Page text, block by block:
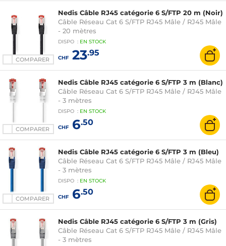
COMPARER
Nedis Câble RJ45 catégorie 6 S/FTP 20 m (Noir)
Câble Réseau Cat 6 S/FTP RJ45 Mâle / RJ45 Mâle
- 20 mètres
DISPO : EN STOCK
CHF23.95
COMPARER
Nedis Câble RJ45 catégorie 6 S/FTP 3 m (Blanc)
Câble Réseau Cat 6 S/FTP RJ45 Mâle / RJ45 Mâle
- 3 mètres
DISPO : EN STOCK
CHF6.50
COMPARER
Nedis Câble RJ45 catégorie 6 S/FTP 3 m (Bleu)
Câble Réseau Cat 6 S/FTP RJ45 Mâle / RJ45 Mâle
- 3 mètres
DISPO : EN STOCK
CHF6.50
Nedis Câble RJ45 catégorie 6 S/FTP 3 m (Gris)
Câble Réseau Cat 6 S/FTP RJ45 Mâle / RJ45 Mâle
- 3 mètres